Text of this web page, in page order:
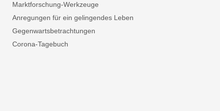
Marktforschung-Werkzeuge
Anregungen für ein gelingendes Leben
Gegenwartsbetrachtungen
Corona-Tagebuch